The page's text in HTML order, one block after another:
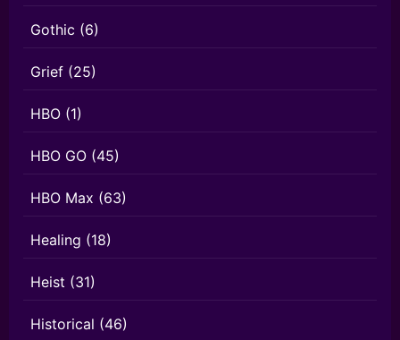
Gothic (6)
Grief (25)
HBO (1)
HBO GO (45)
HBO Max (63)
Healing (18)
Heist (31)
Historical (46)